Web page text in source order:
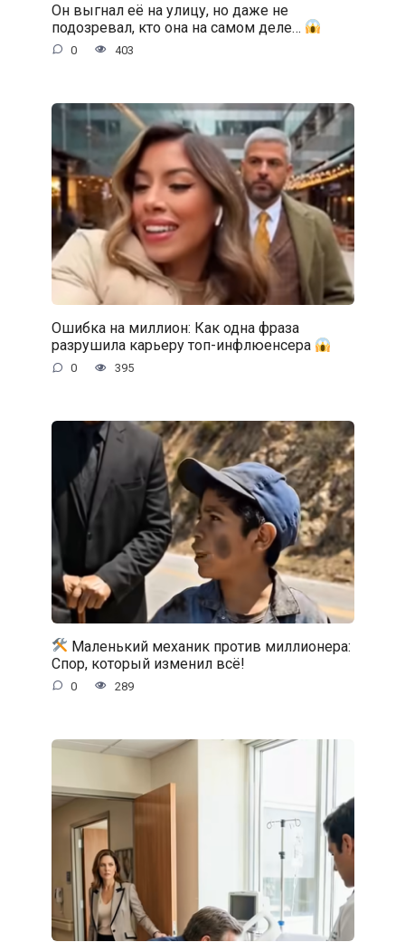
Он выгнал её на улицу, но даже не
подозревал, кто она на самом деле…
0 403
Ошибка на миллион: Как одна фраза
разрушила карьеру топ-инфлюенсера
0 395
Маленький механик против миллионера:
Спор, который изменил всё!
0 289